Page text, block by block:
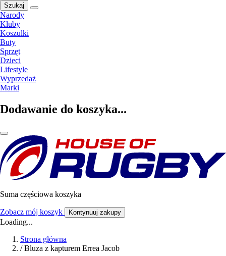
Szukaj
Narody
Kluby
Koszulki
Buty
Sprzęt
Dzieci
Lifestyle
Wyprzedaż
Marki
Dodawanie do koszyka...
Suma częściowa koszyka
Zobacz mój koszyk Kontynuuj zakupy
Loading...
Strona główna
/ Bluza z kapturem Errea Jacob